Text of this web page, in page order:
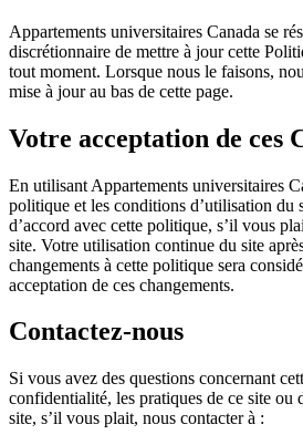
Appartements universitaires Canada se
discrétionnaire de mettre à jour cette
tout moment. Lorsque nous le faisons,
mise à jour au bas de cette page.
Votre acceptation de ces
En utilisant Appartements universitaires
politique et les conditions d’utilisation du
d’accord avec cette politique, s’il vous
site. Votre utilisation continue du site
changements à cette politique sera
acceptation de ces changements.
Contactez-nous
Si vous avez des questions concernant
confidentialité, les pratiques de ce site ou
site, s’il vous plait, nous contacter à :